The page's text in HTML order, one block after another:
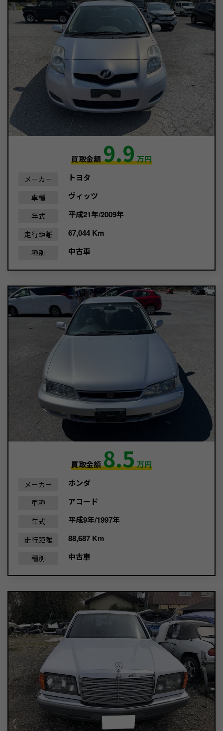
買取金額9.9万円
メーカー トヨタ
車種 ヴィッツ
年式 平成21年/2009年
走行距離 67,044 Km
種別 中古車
買取金額8.5万円
メーカー ホンダ
車種 アコード
年式 平成9年/1997年
走行距離 88,687 Km
種別 中古車